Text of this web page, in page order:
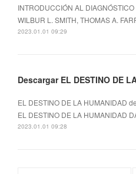
INTRODUCCIÓN AL
WILBUR L. SMITH, THOMAS A.
2023.01.01 09:29
EL DESTINO DE LA HUMANIDAD
EL DESTINO DE LA HUMANIDAD
2023.01.01 09:28